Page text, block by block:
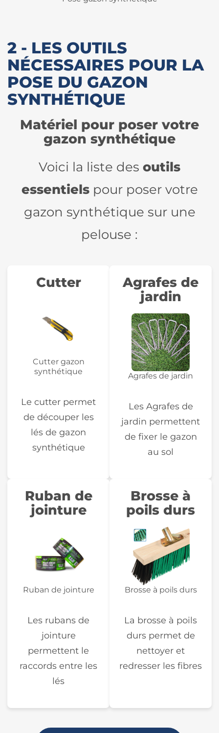
2 - LES OUTILS
NÉCESSAIRES POUR LA
POSE DU GAZON
SYNTHÉTIQUE
Matériel pour poser votre
gazon synthétique
Voici la liste des outils
essentielspour poser votre
gazon synthétique sur une
pelouse :
Cutter
Cutter gazon
synthétique
Le cutter permet
de découper les
lés de gazon
synthétique
Agrafes de
jardin
Agrafes de jardin
Les Agrafes de
jardin permettent
de fixer le gazon
au sol
Ruban de
jointure
Ruban de jointure
Les rubans de
jointure
permettent le
raccords entre les
lés
Brosse à
poils durs
Brosse à poils durs
La brosse à poils
durs permet de
nettoyer et
redresser les fibres